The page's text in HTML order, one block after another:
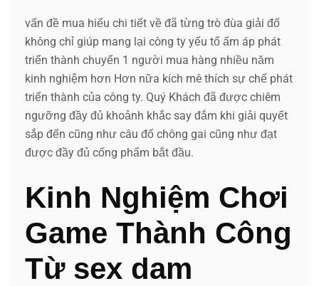
vấn đề mua hiểu chi tiết về đã từng trò đùa giải đố
không chỉ giúp mang lại công ty yếu tổ ấm áp phát
triển thành chuyển 1 người mua hàng nhiều năm
kinh nghiệm hơn Hơn nữa kích mê thích sự chế phát
triển thành của công ty. Quý Khách đã được chiêm
ngưỡng đầy đủ khoảnh khắc say đắm khi giải quyết
sắp đến cũng như câu đố chông gai cũng như đạt
được đầy đủ cống phẩm bắt đầu.
Kinh Nghiệm Chơi
Game Thành Công
Từ sex dam